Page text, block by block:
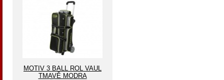
MOTIV 3 BALL ROL VAUL
TMAVĚ MODRA